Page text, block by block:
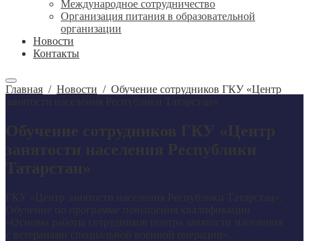
Международное сотрудничество
Организация питания в образовательной
организации
Новости
Контакты
Главная / Новости / Обучение сотрудников ГКУ «Центр